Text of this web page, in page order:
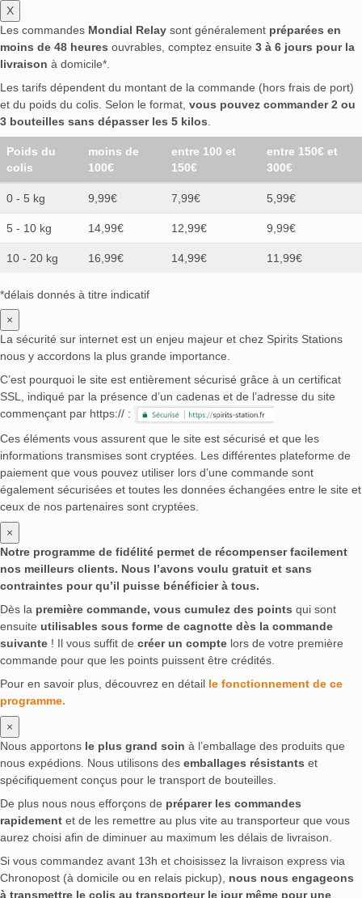
X
Les commandes Mondial Relay sont généralement préparées en
moins de 48 heures ouvrables, comptez ensuite 3 à 6 jours pour la
livraison à domicile*.
Les tarifs dépendent du montant de la commande (hors frais de port)
et du poids du colis. Selon le format, vous pouvez commander 2 ou
3 bouteilles sans dépasser les 5 kilos
Poids du
colis
moins de
100€
entre 100 et
150€
entre 150€ et
300€
0 - 5 kg 9,99€ 7,99€ 5,99€
5 - 10 kg 14,99€ 12,99€ 9,99€
10 - 20 kg 16,99€ 14,99€ 11,99€
*délais donnés à titre indicatif
×
La sécurité sur internet est un enjeu majeur et chez Spirits Stations
nous y accordons la plus grande importance.
C’est pourquoi le site est entièrement sécurisé grâce à un certificat
SSL, indiqué par la présence d’un cadenas et de l’adresse du site
commençant par https:// :
Ces éléments vous assurent que le site est sécurisé et que les
informations transmises sont cryptées. Les différentes plateforme de
paiement que vous pouvez utiliser lors d’une commande sont
également sécurisées et toutes les données échangées entre le site et
ceux de nos partenaires sont cryptées.
×
Notre programme de fidélité permet de récompenser facilement
nos meilleurs clients. Nous l’avons voulu gratuit et sans
contraintes pour qu’il puisse bénéficier à tous.
Dès la première commande, vous cumulez des points qui sont
ensuite utilisables sous forme de cagnotte dès la commande
suivante ! Il vous suffit de créer un compte lors de votre première
commande pour que les points puissent être crédités.
Pour en savoir plus, découvrez en détail le fonctionnement de ce
programme.
×
Nous apportons le plus grand soin à l’emballage des produits que
nous expédions. Nous utilisons des emballages résistants et
spécifiquement conçus pour le transport de bouteilles.
De plus nous nous efforçons de préparer les commandes
rapidement et de les remettre au plus vite au transporteur que vous
aurez choisi afin de diminuer au maximum les délais de livraison.
Si vous commandez avant 13h et choisissez la livraison express via
Chronopost (à domicile ou en relais pickup), nous nous engageons
à transmettre le colis au transporteur le jour même pour une